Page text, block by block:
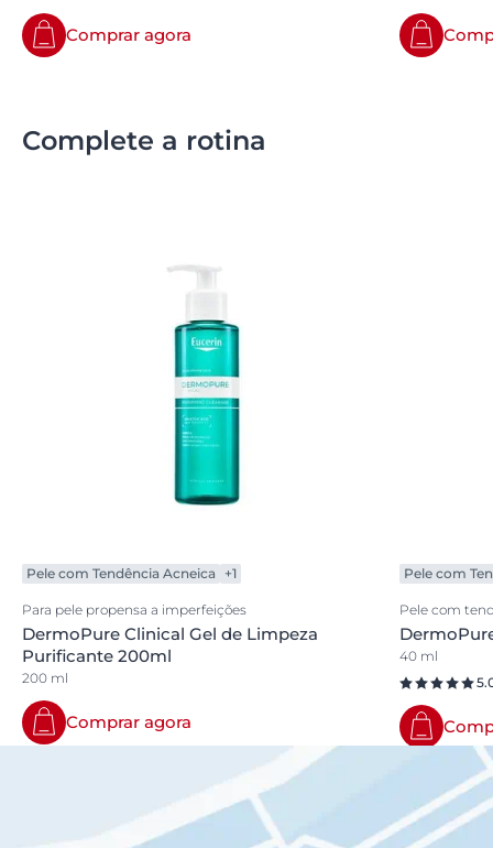
Comprar agora
Complete a rotina
Pele com Tendência Acneica +1
Para pele propensa a imperfeições
DermoPure Clinical Gel de Limpeza
Purificante 200ml
200 ml
Comprar agora
Pele com
Pele com
40 ml